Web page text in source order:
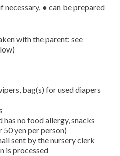
● can be prepared
with the parent: see
bag(s) for used diapers
no food allergy, snacks
yen per person)
sent by the nursery clerk
is processed